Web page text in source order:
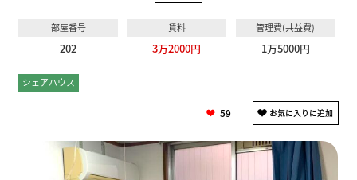
部屋番号
202
賃料
3万2000円
管理費(共益費)
1万5000円
シェアハウス
59